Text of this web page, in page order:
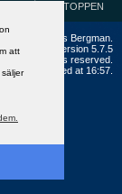
att
GÅ TILL TOPPEN
av Anders Bergman.
vBulletin®
Version 5.7.5
All rights reserved.
was generated at 16:57.